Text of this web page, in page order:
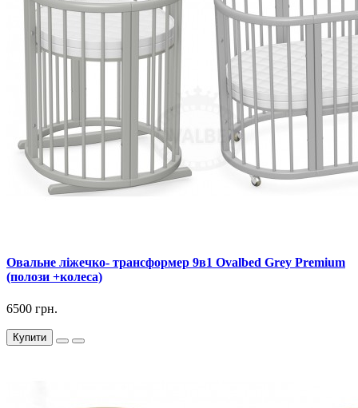
Овальне ліжечко- трансформер 9в1 Ovalbed Grey Premium
(полози +колеса)
6500 грн.
Купити